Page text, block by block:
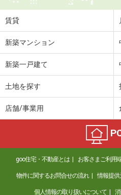
賃貸
新築マンション
新築一戸建て
土地を探す
店舗/事業用
goo住宅・不動産とは お客さまご利用
物件に関するお問合せの流れ 情報提供
個人情報の取り扱いについて